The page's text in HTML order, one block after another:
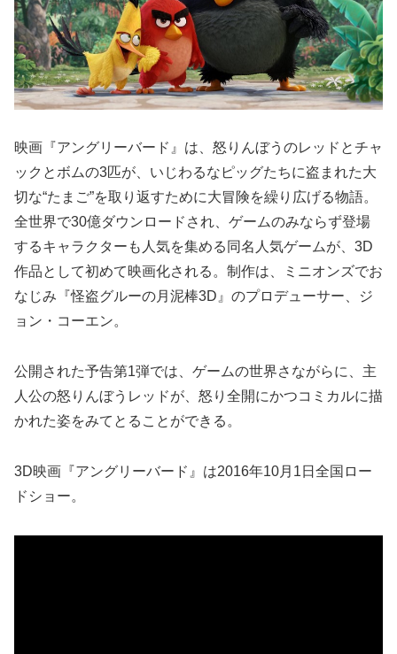
映画『アングリーバード』は、怒りんぼうのレッドとチャ
ックとボムの3匹が、いじわるなピッグたちに盗まれた大
切な“たまご”を取り返すために大冒険を繰り広げる物語。
全世界で30億ダウンロードされ、ゲームのみならず登場
するキャラクターも人気を集める同名人気ゲームが、3D
作品として初めて映画化される。制作は、ミニオンズでお
なじみ『怪盗グルーの月泥棒3D』のプロデューサー、ジ
ョン・コーエン。
公開された予告第1弾では、ゲームの世界さながらに、主
人公の怒りんぼうレッドが、怒り全開にかつコミカルに描
かれた姿をみてとることができる。
3D映画『アングリーバード』は2016年10月1日全国ロー
ドショー。